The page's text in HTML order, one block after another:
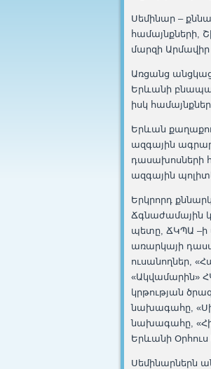
Սեմինար –
համայնքների,
մարզի
Առցանց
Երևանի
իսկ
Երևան
ազգային
դասախոսների
ազգային
Երկրորդ
Ճգնաժամային
պետը, ՃԿՊԱ
առարկայի
ուսանողներ,
«Ակվամարին»
կրթության
նախագահը,
նախագահը,
Երևանի
Սեմինարներն